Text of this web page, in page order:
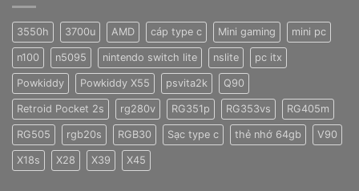
3550h 3700u AMD cáp type c Mini gaming mini pc
n100 n5095 nintendo switch lite nslite pc itx
Powkiddy Powkiddy X55 psvita2k Q90
Retroid Pocket 2s rg280v RG351p RG353vs RG405m
RG505 rgb20s RGB30 Sạc type c thẻ nhớ 64gb V90
X18s X28 X39 X45